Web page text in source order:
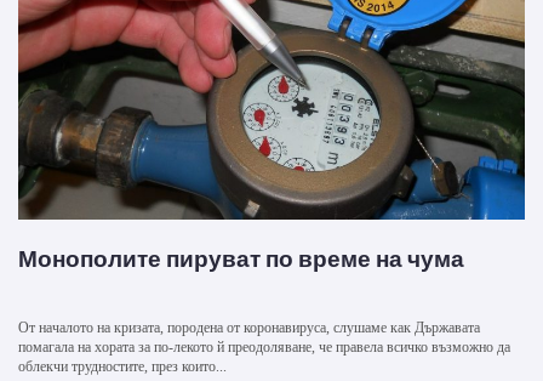
Монополите пируват по време на чума
От началото на кризата, породена от коронавируса, слушаме как Държавата
помагала на хората за по-лекото й преодоляване, че правела всичко възможно да
облекчи трудностите, през които...